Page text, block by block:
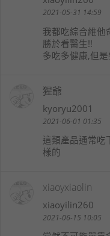
2021-05-31 14:59
我都吃綜合維他
勝於看醫生!!
多吃多健康,但
猩爺
kyoryu2001
2021-06-01 01:35
這類產品通常吃
樣的
xiaoyxiaolin
xiaoyilin260
2021-06-15 10:05